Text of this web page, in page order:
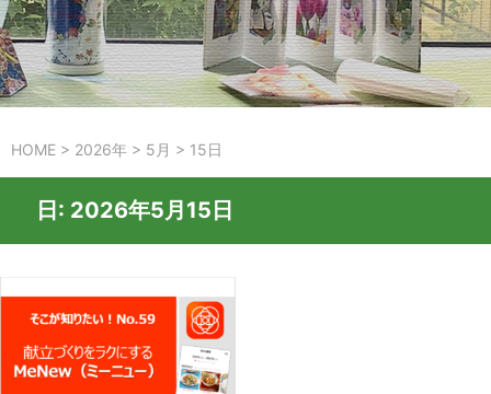
HOME > 2026年 > 5月 > 15日
日: 2026年5月15日